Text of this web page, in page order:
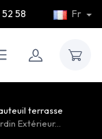
58 Fr
terrasse
Extérieur...